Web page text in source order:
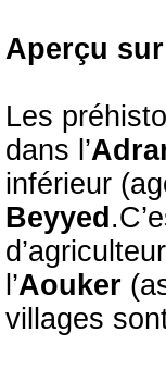
Aperçu
Les
dans l’
inférieur
Beyyed
l’Aouker
villages